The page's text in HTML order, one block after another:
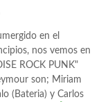
en el
nos vemos en
ROCK PUNK"
son; Miriam
(Bateria) y Carlos